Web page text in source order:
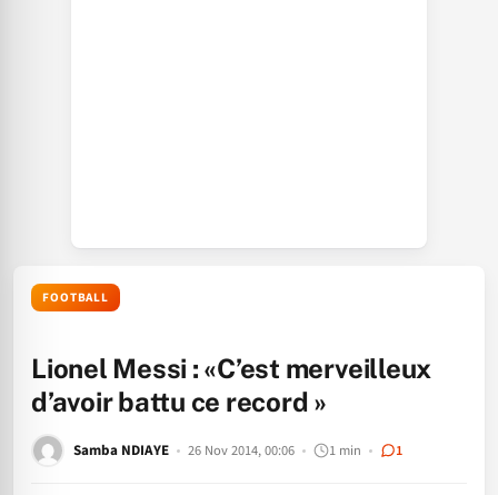
FOOTBALL
Lionel Messi : «C’est merveilleux
d’avoir battu ce record »
Samba NDIAYE 26 Nov 2014, 00:06 1 min 1